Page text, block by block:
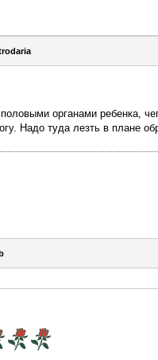
органами ребенка,
Надо туда лезть в плане